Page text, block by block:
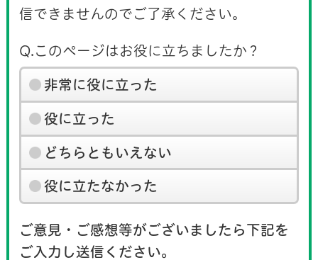
信できませんのでご了承ください。
Q.このページはお役に立ちましたか？
非常に役に立った
役に立った
どちらともいえない
役に立たなかった
ご意見・ご感想等がございましたら下記を
ご入力し送信ください。